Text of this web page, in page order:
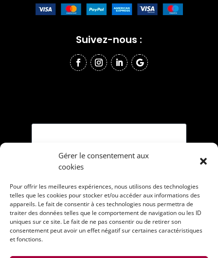
Gérer le consentement aux
cookies
Pour offrir les meilleures expériences, nous utilisons des technologies
telles que les cookies pour stocker et/ou accéder aux informations des
appareils. Le fait de consentir à ces technologies nous permettra de
traiter des données telles que le comportement de navigation ou les ID
uniques sur ce site. Le fait de ne pas consentir ou de retirer son
consentement peut avoir un effet négatif sur certaines caractéristiques
et fonctions.
Suivez-nous :